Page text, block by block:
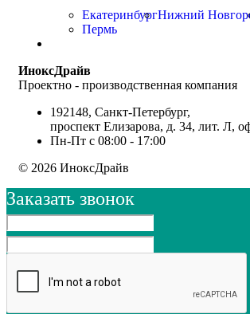
ЕкатеринбургНижний
Пермь
ИноксДрайв
Проектно - производственная компания
192148, Санкт-Петербург,
проспект Елизарова, д. 34, лит. Л,
Пн-Пт с 08:00 - 17:00
© 2026 ИноксДрайв
Заказать звонок